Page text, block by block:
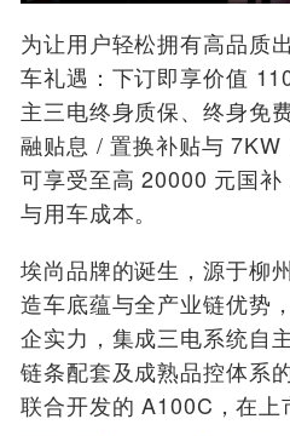
为让用户轻松拥有高品质
车礼遇：下订即享价值
主三电终身质保、终身免
融贴息 / 置换补贴与 7KW
可享受至高 20000 元国
与用车成本。
埃尚品牌的诞生，源于柳
造车底蕴与全产业链优势
企实力，集成三电系统自
链条配套及成熟品控体系
联合开发的 A100C，在上